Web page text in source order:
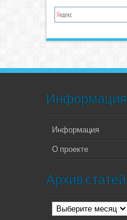
Информация
Информация
О проекте
Архив статей
Архив
статей